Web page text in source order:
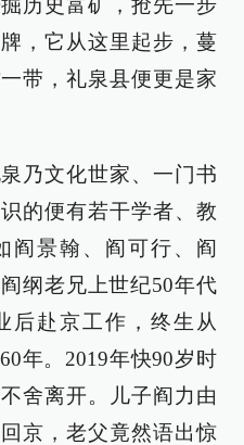
历史富矿，抢先一步
，它从这里起步，蔓
带，礼泉县便更是家
乃文化世家、一门书
的便有若干学者、教
阎景翰、阎可行、阎
纲老兄上世纪50年代
后赴京工作，终生从
年。2019年快90岁时
舍离开。儿子阎力由
京，老父竟然语出惊